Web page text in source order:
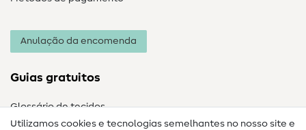
Anulação da encomenda
Guias gratuitos
Glossário de tecidos
Utilizamos cookies e tecnologias semelhantes no nosso site e